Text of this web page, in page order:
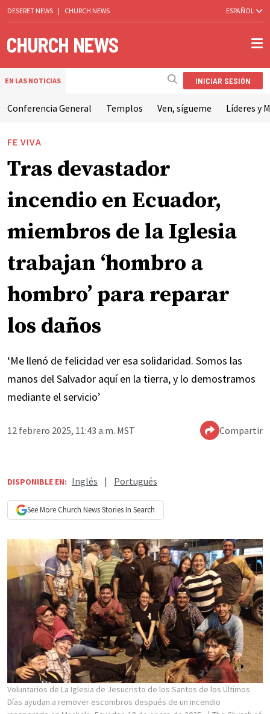
DESERET NEWS | CHURCH NEWS ESPAÑOL
EN LAS NOTICIAS INICIAR SESIÓN
Conferencia General Templos Ven, sígueme Líderes y
FE VIVA
Tras devastador
incendio en Ecuador,
miembros de la Iglesia
trabajan ‘hombro a
hombro’ para reparar
los daños
‘Me llenó de felicidad ver esa solidaridad. Somos las
manos del Salvador aquí en la tierra, y lo demostramos
mediante el servicio’
12 febrero 2025, 11:43 a.m. MST Compartir
DISPONIBLE EN: Inglés | Portugués
See More Church NewsStories In Search
Voluntarios de La Iglesia de Jesucristo de los Santos de los Últimos
Días ayudan a remover escombros después de un incendio